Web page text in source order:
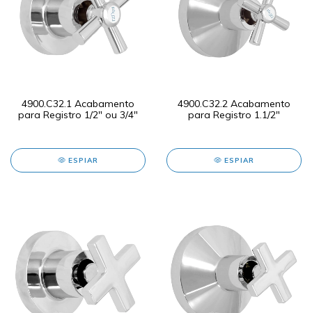
4900.C32.1 Acabamento
para Registro 1/2" ou 3/4"
ESPIAR
4900.C32.2 Acabamento
para Registro 1.1/2"
ESPIAR